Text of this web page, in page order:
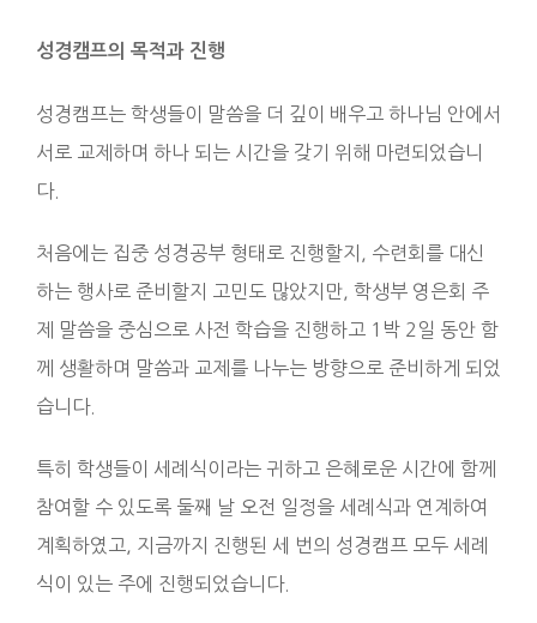
성경캠프의 목적과 진행
성경캠프는 학생들이 말씀을 더 깊이 배우고 하나님 안에서
서로 교제하며 하나 되는 시간을 갖기 위해 마련되었습니
다.
처음에는 집중 성경공부 형태로 진행할지, 수련회를 대신
하는 행사로 준비할지 고민도 많았지만, 학생부 영은회 주
제 말씀을 중심으로 사전 학습을 진행하고 1박 2일 동안 함
께 생활하며 말씀과 교제를 나누는 방향으로 준비하게 되었
습니다.
특히 학생들이 세례식이라는 귀하고 은혜로운 시간에 함께
참여할 수 있도록 둘째 날 오전 일정을 세례식과 연계하여
계획하였고, 지금까지 진행된 세 번의 성경캠프 모두 세례
식이 있는 주에 진행되었습니다.